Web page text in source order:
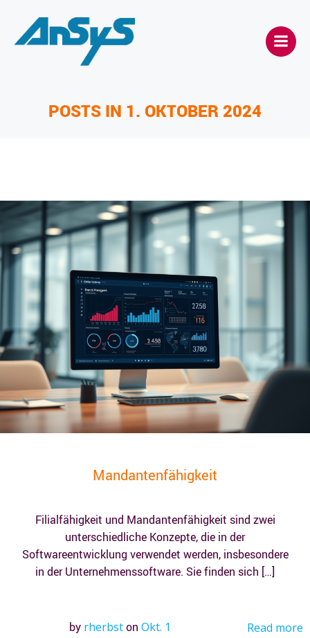
POSTS IN 1. OKTOBER 2024
Mandantenfähigkeit
Filialfähigkeit und Mandantenfähigkeit sind zwei
unterschiedliche Konzepte, die in der
Softwareentwicklung verwendet werden, insbesondere
in der Unternehmenssoftware. Sie finden sich […]
by rherbston Okt. 1 Read more